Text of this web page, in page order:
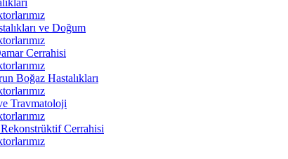
ve Doğum
Cerrahisi
Boğaz Hastalıkları
Travmatoloji
Cerrahisi